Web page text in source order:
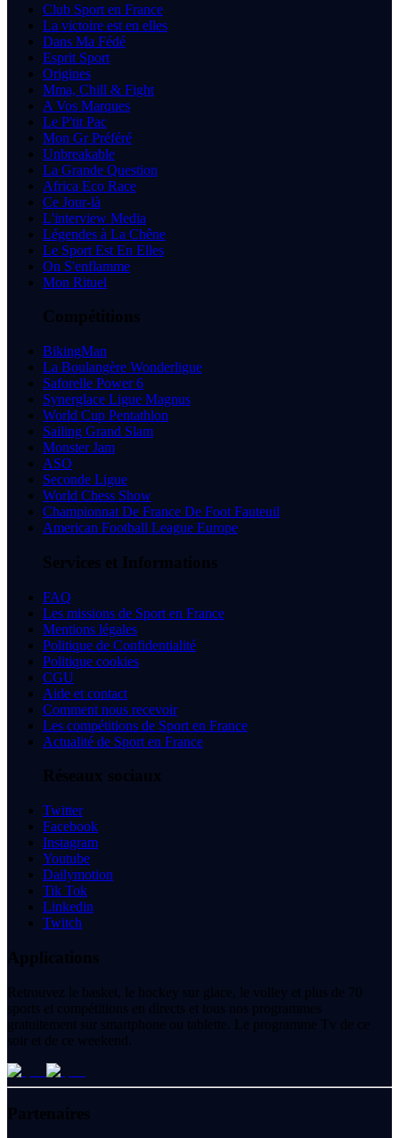
Club Sport en France
La victoire est en elles
Dans Ma Fédé
Esprit Sport
Origines
Mma, Chill & Fight
A Vos Marques
Le P'tit Pac
Mon Gr Préféré
Unbreakable
La Grande Question
Africa Eco Race
Ce Jour-là
L'interview Media
Légendes à La Chêne
Le Sport Est En Elles
On S'enflamme
Mon Rituel
Compétitions
BikingMan
La Boulangère Wonderligue
Saforelle Power 6
Synerglace Ligue Magnus
World Cup Pentathlon
Sailing Grand Slam
Monster Jam
ASO
Seconde Ligue
World Chess Show
Championnat De France De Foot Fauteuil
American Football League Europe
Services et Informations
FAQ
Les missions de Sport en France
Mentions légales
Politique de Confidentialité
Politique cookies
CGU
Aide et contact
Comment nous recevoir
Les compétitions de Sport en France
Actualité de Sport en France
Réseaux sociaux
Twitter
Facebook
Instagram
Youtube
Dailymotion
Tik Tok
Linkedin
Twitch
Applications
Retrouvez le basket, le hockey sur glace, le volley et plus de 70
sports et compétitions en directs et tous nos programmes
gratuitement sur smartphone ou tablette. Le programme Tv de ce
soir et de ce weekend.
Partenaires